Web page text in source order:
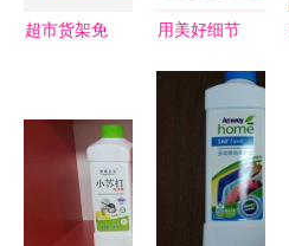
超市货架免
架与PNG利
用美好细节
日用品的选
择之道